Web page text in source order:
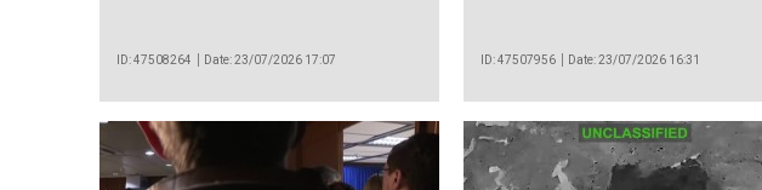
ID: 47508264 Date: 23/07/2026 17:07 ID: 47507956 Date: 23/07/2026 16:31